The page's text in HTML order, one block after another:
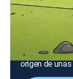
0h 30m|TVY|
Entertainment,
Discovery en
En Nuevo
globos. En el
origen de